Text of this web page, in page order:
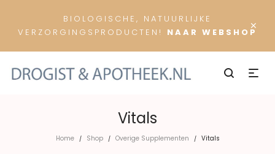
×
BIOLOGISCHE, NATUURLIJKE
VERZORGINGSPRODUCTEN! NAAR WEBSHOP
Vitals
Home / Shop / Overige Supplementen / Vitals